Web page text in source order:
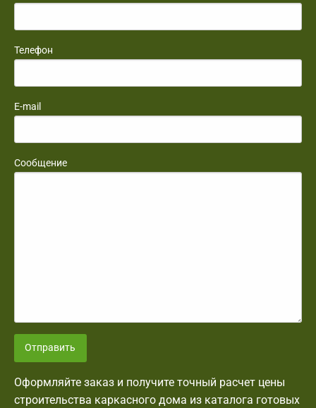
Телефон
E-mail
Сообщение
Отправить
Оформляйте заказ и получите точный расчет цены
строительства каркасного дома из каталога готовых